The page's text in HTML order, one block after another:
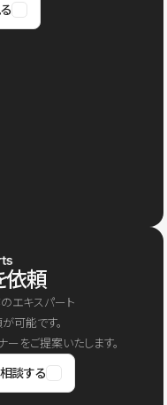
依頼
エキスパート
可能です。
をご提案いたします。
談する